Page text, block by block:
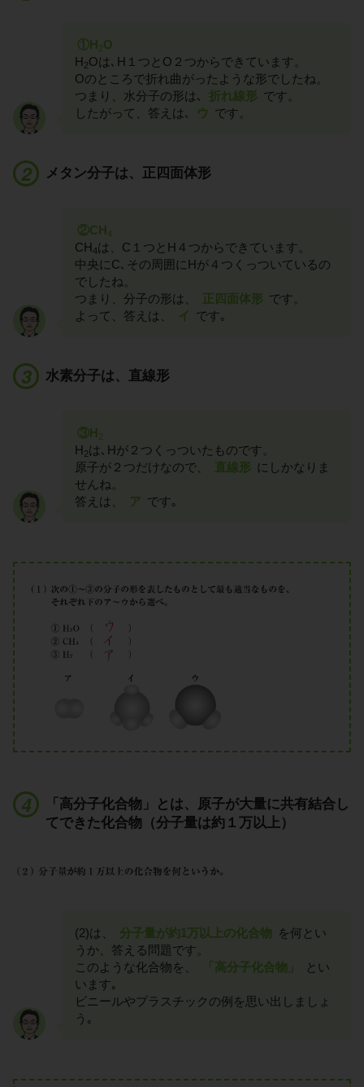
①H2O
H2Oは､H１つとO２つからできています。
Oのところで折れ曲がったような形でしたね。
つまり、水分子の形は､
折れ線形 です。
したがって、答えは､
ウ です。
メタン分子は、正四面体形
②CH4
CH4は、C１つとH４つからできています。
中央にC､その周囲にHが４つくっついているの
でしたね。
つまり、分子の形は、
正四面体形 です。
よって、答えは、
イ です｡
水素分子は、直線形
③H2
H2は､Hが２つくっついたものです。
原子が２つだけなので、
直線形 にしかなりま
せんね。
答えは、
ア です｡
「高分子化合物」とは、原子が大量に共有結合し
てできた化合物（分子量は約１万以上）
(2)は、 分子量が約1万以上の化合物 を何とい
うか、答える問題です。
このような化合物を、
「高分子化合物」
とい
います｡
ビニールやプラスチックの例を思い出しましょ
う｡